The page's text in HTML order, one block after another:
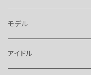
モデル
アイドル